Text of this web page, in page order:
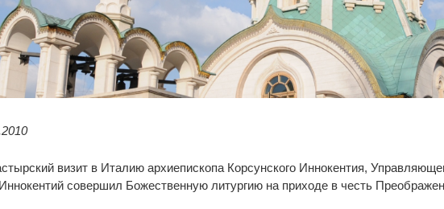
визит в Италию архиепископа Корсунского Иннокентия,
совершил Божественную литургию на приходе в честь